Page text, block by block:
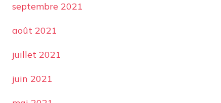
septembre 2021
août 2021
juillet 2021
juin 2021